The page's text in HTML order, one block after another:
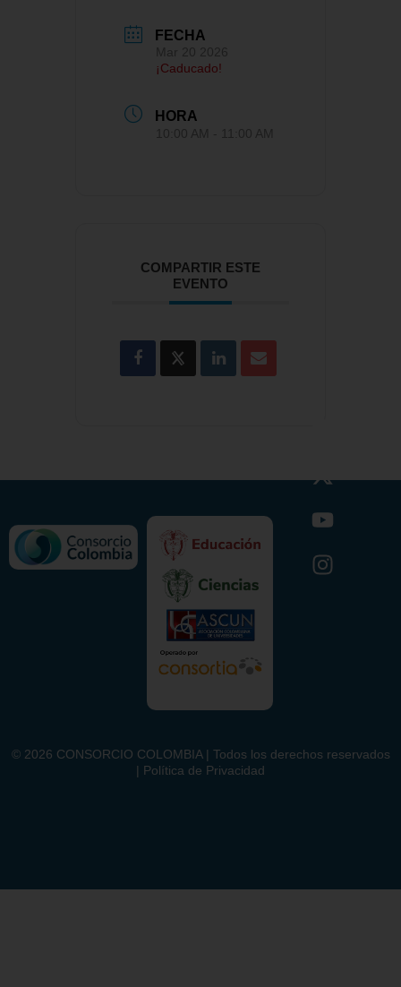
FECHA
¡Caducado!
HORA
COMPARTIR ESTE
EVENTO
© 2026 CONSORCIO COLOMBIA | Todos los derechos reservados
| Política de Privacidad